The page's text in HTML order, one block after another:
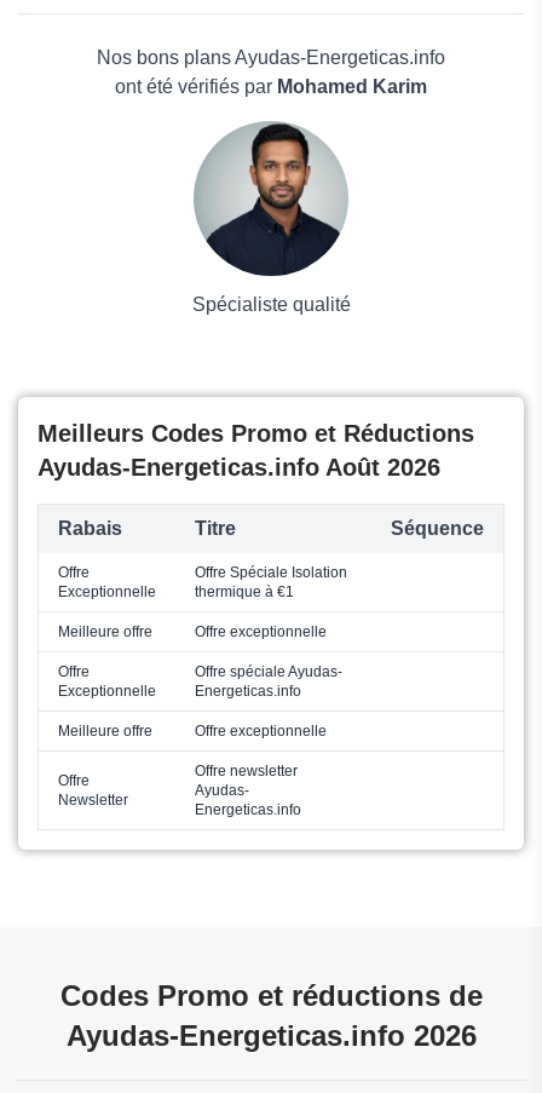
Habitat et Jardin
Jardin Affaires
Maison & Jardin
Boissons
Nos bons plans Ayudas-Energeticas.info
ont été vérifiés par Mohamed Karim
Spécialiste qualité
Meilleurs Codes Promo et Réductions
Ayudas-Energeticas.info Août 2026
Rabais Titre Séquence
Offre
Exceptionnelle
Offre Spéciale Isolation
thermique à €1
Meilleure offre Offre exceptionnelle
Offre
Exceptionnelle
Offre spéciale Ayudas-
Energeticas.info
Meilleure offre Offre exceptionnelle
Offre
Newsletter
Offre newsletter
Ayudas-
Energeticas.info
Codes Promo et réductions de
Ayudas-Energeticas.info 2026